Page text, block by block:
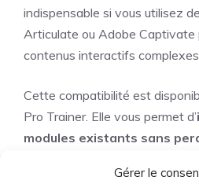
Gérer le
indispensable si vous utilisez
Articulate ou Adobe Captivate
contenus interactifs complexes.
Cette compatibilité est
Pro Trainer. Elle vous permet d’
modules existants sans
plateformes plus simplistes.